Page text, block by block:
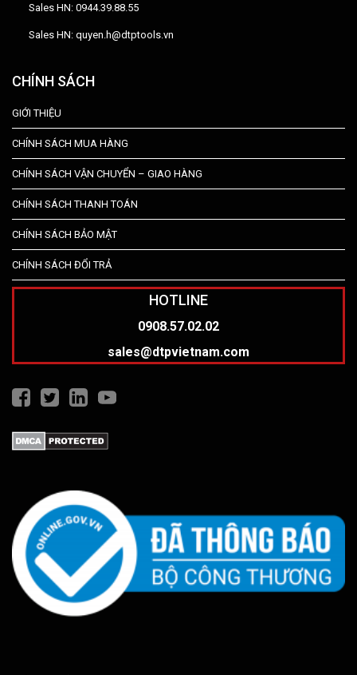
Sales HN: 0944.39.88.55
Sales HN: quyen.h@dtptools.vn
CHÍNH SÁCH
GIỚI THIỆU
CHÍNH SÁCH MUA HÀNG
CHÍNH SÁCH VẬN CHUYỂN – GIAO HÀNG
CHÍNH SÁCH THANH TOÁN
CHÍNH SÁCH BẢO MẬT
CHÍNH SÁCH ĐỔI TRẢ
HOTLINE
0908.57.02.02
sales@dtpvietnam.com